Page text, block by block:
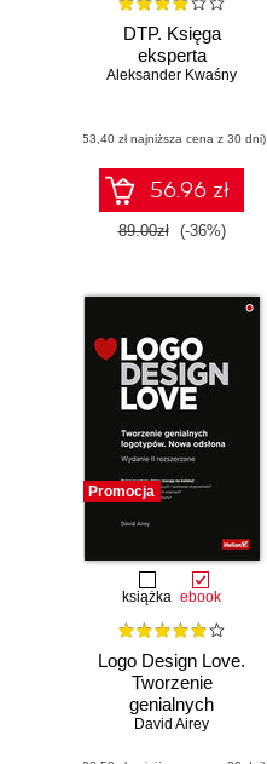
DTP. Księga
eksperta
Aleksander Kwaśny
(53,40 zł najniższa cena z 30 dni)
56.96 zł
89.00zł (-36%)
Promocja
książka ebook
Logo Design Love.
Tworzenie
genialnych
logotypów. Nowa
David Airey